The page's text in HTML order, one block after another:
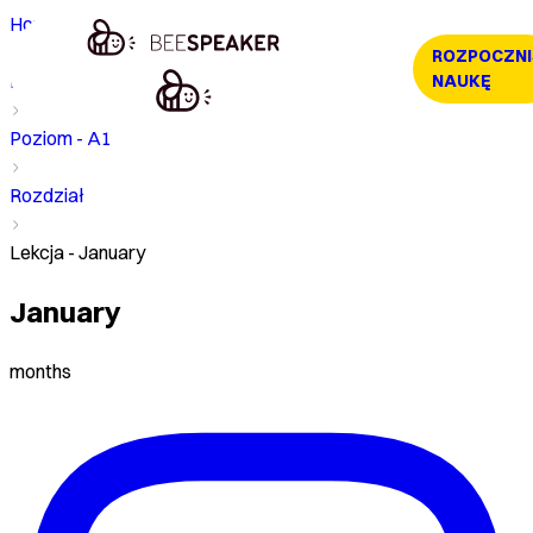
NAUKĘ
Home
Kurs
Poziom - A1
Rozdział
Lekcja - January
January
months